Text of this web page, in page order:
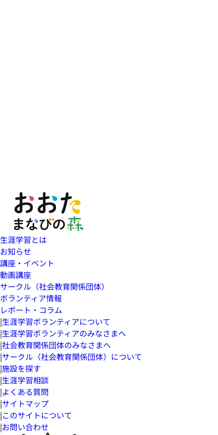
生涯学習とは
お知らせ
講座・イベント
動画講座
サークル（社会教育関係団体）
ボランティア情報
レポート・コラム
|生涯学習ボランティアについて
|生涯学習ボランティアのみなさまへ
|社会教育関係団体のみなさまへ
|サークル（社会教育関係団体）について
|施設を探す
|生涯学習相談
|よくある質問
|サイトマップ
|このサイトについて
|お問い合わせ